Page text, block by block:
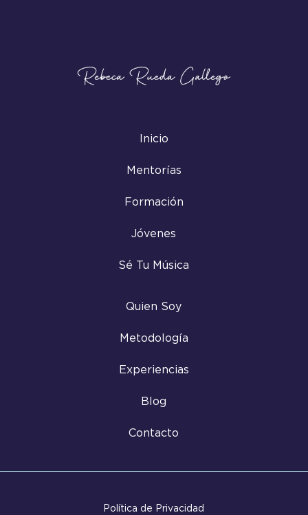
Inicio
Mentorías
Formación
Jóvenes
Sé Tu Música
Quien Soy
Metodología
Experiencias
Blog
Contacto
Política de Privacidad